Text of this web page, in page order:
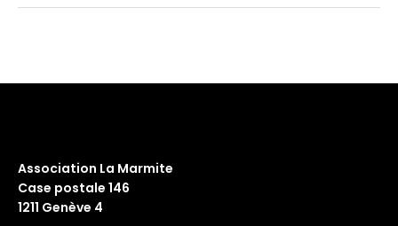
Association La Marmite
Case postale 146
1211 Genève 4